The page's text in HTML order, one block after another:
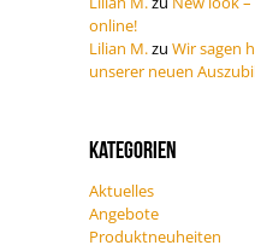
online!
Lilian M.zu Wir sagen
unserer neuen
Kategorien
Aktuelles
Angebote
Produktneuheiten